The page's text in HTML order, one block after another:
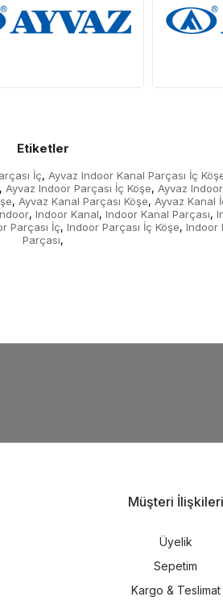
Etiketler
İç, Ayvaz Indoor Kanal Parçası İç
, Ayvaz Indoor Parçası İç Köşe, Ayvaz
, Ayvaz Kanal Parçası Köşe, Ayvaz Kanal
, Indoor Kanal, Indoor Kanal Parçası,
Parçası İç, Indoor Parçası İç Köşe, Indoor
Parçası,
Müşteri İlişkileri
Üyelik
Sepetim
Kargo & Teslimat